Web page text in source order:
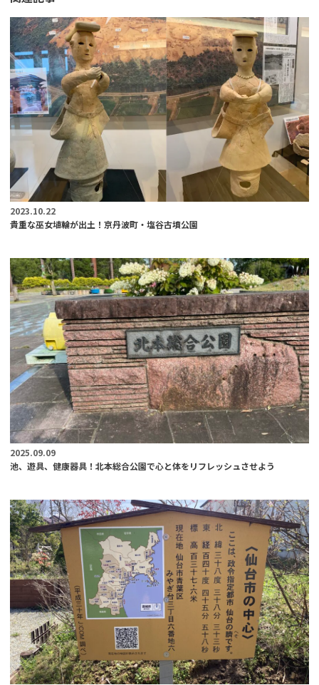
2023.10.22
貴重な巫女埴輪が出土！京丹波町・塩谷古墳公園
2025.09.09
池、遊具、健康器具！北本総合公園で心と体をリフレッシュさせよう